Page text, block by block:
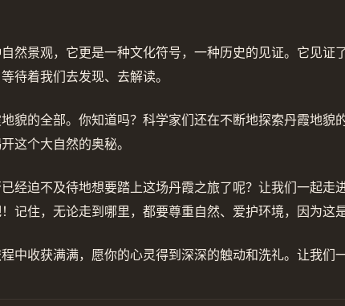
然景观，它更是一种文化符号，一种历史的见证。它见
待着我们去发现、去解读。
貌的全部。你知道吗？科学家们还在不断地探索丹霞地
这个大自然的奥秘。
经迫不及待地想要踏上这场丹霞之旅了呢？让我们一起
记住，无论走到哪里，都要尊重自然、爱护环境，因为这
中收获满满，愿你的心灵得到深深的触动和洗礼。让我们